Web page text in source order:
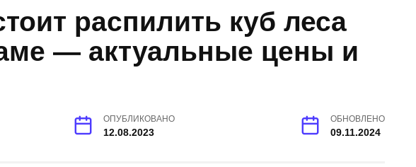
распилить куб леса
— актуальные цены и
ОПУБЛИКОВАНО
12.08.2023
ОБНОВЛЕНО
09.11.2024